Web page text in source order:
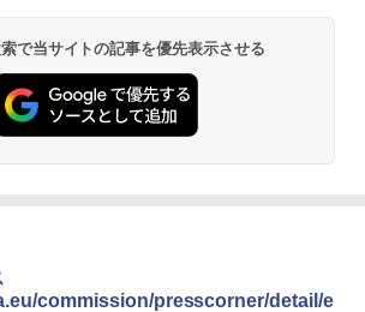
で当サイトの記事を優先表示させる
commission/presscorner/detail/e